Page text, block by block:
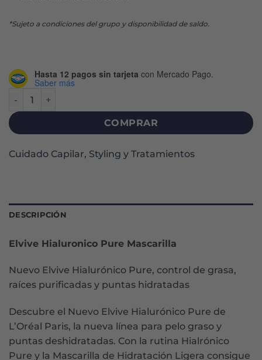
*Sujeto a condiciones del grupo y disponibilidad de saldo.
Hasta 12 pagos sin tarjeta con Mercado Pago.
Saber más
COMPRAR
Cuidado Capilar, Styling y Tratamientos
DESCRIPCIÓN
Elvive Hialuronico Pure Mascarilla
Nuevo Elvive Hialurónico Pure, control de grasa,
raíces purificadas y puntas hidratadas
Descubre el Nuevo Elvive Hialurónico Pure de
L’Oréal Paris, la nueva línea para pelo graso y
puntas deshidratadas. Con la rutina Hialrónico
Pure y la Mascarilla de Hidratación Ligera consigue